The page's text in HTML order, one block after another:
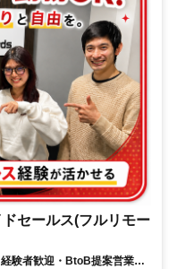
セールス(フルリモー
験者歓迎・BtoB提案営業で